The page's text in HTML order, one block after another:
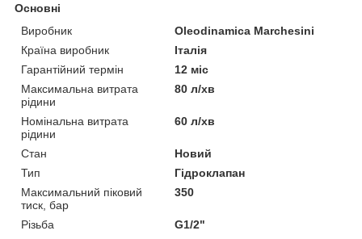
Основні
Виробник
Oleodinamica Marchesini
Країна виробник
Італія
Гарантійний термін
12 міс
Максимальна витрата
рідини
80 л/хв
Номінальна витрата
рідини
60 л/хв
Стан
Новий
Тип
Гідроклапан
Максимальний піковий
тиск, бар
350
Різьба
G1/2"